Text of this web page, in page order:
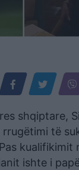
shqiptare,
të
kualifikimit
ishte i